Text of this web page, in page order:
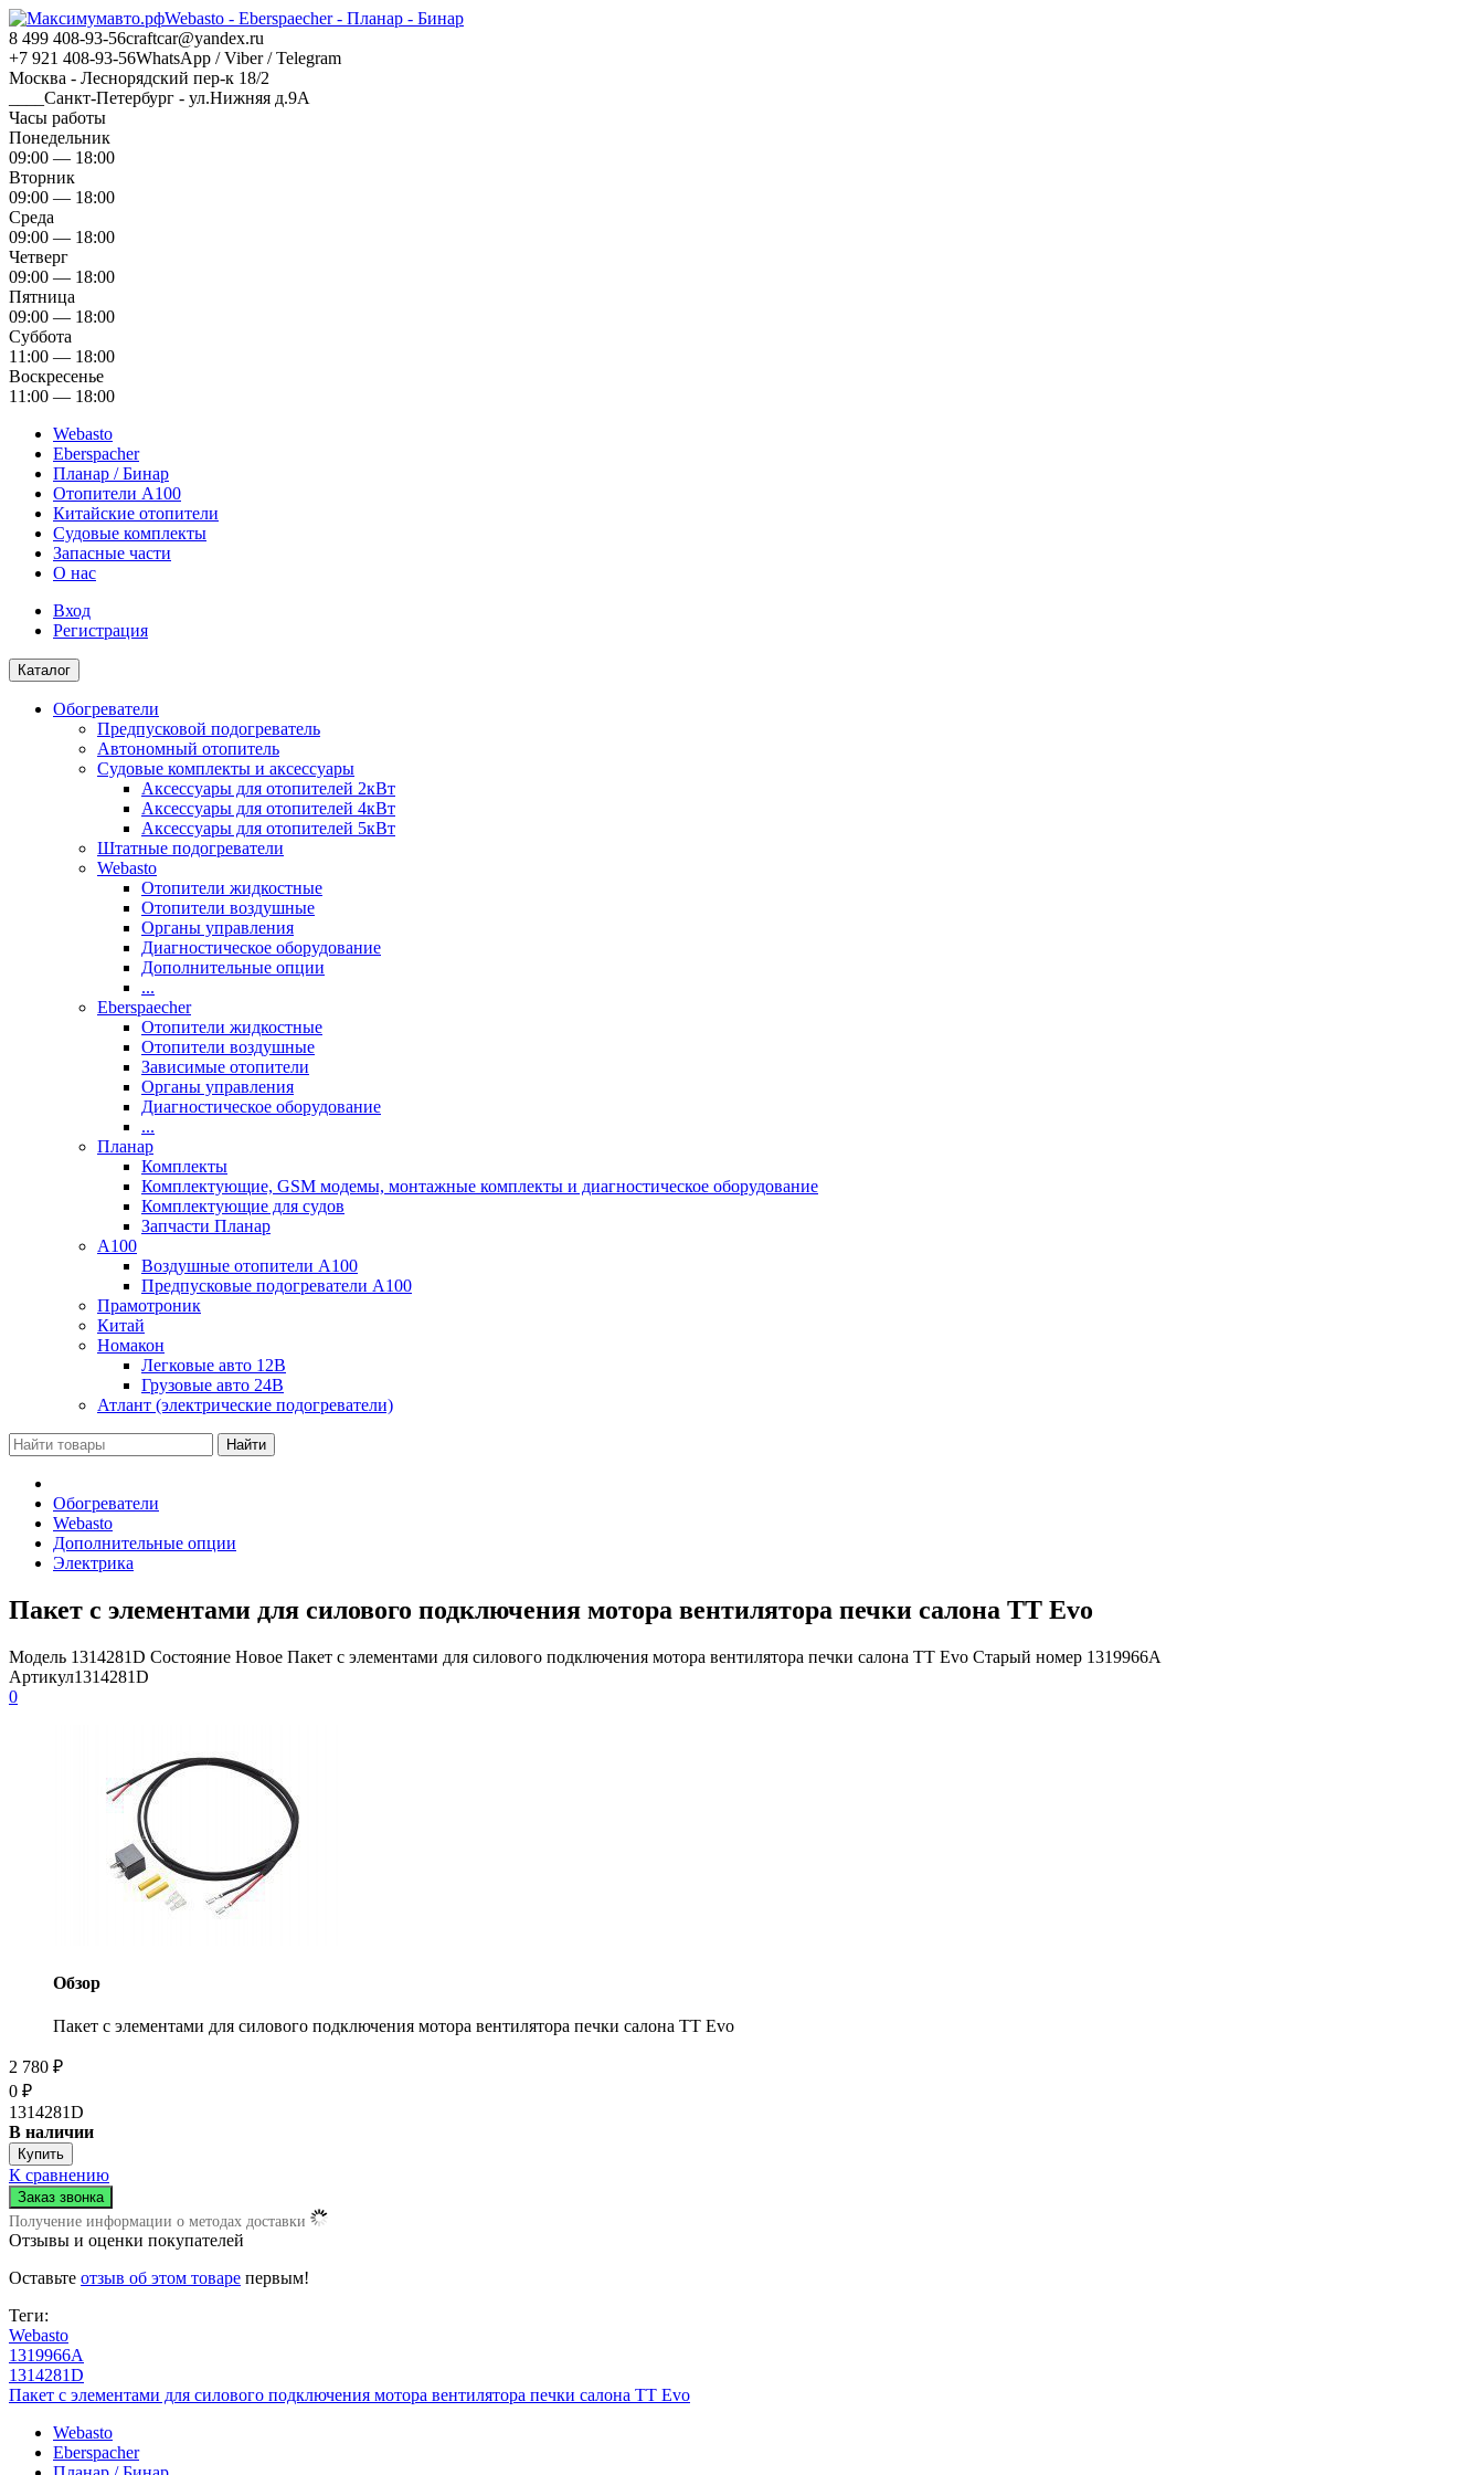
Webasto - Eberspaecher - Планар - Бинар
8 499 408-93-56craftcar@yandex.ru
+7 921 408-93-56WhatsApp / Viber / Telegram
Москва - Леснорядский пер-к 18/2
____Санкт-Петербург - ул.Нижняя д.9А
Часы работы
Понедельник
09:00 — 18:00
Вторник
09:00 — 18:00
Среда
09:00 — 18:00
Четверг
09:00 — 18:00
Пятница
09:00 — 18:00
Суббота
11:00 — 18:00
Воскресенье
11:00 — 18:00
Webasto
Eberspacher
Планар / Бинар
Отопители А100
Китайские отопители
Судовые комплекты
Запасные части
О нас
Вход
Регистрация
Каталог
Обогреватели
Предпусковой подогреватель
Автономный отопитель
Судовые комплекты и аксессуары
Аксессуары для отопителей 2кВт
Аксессуары для отопителей 4кВт
Аксессуары для отопителей 5кВт
Штатные подогреватели
Webasto
Отопители жидкостные
Отопители воздушные
Органы управления
Диагностическое оборудование
Дополнительные опции
...
Eberspaecher
Отопители жидкостные
Отопители воздушные
Зависимые отопители
Органы управления
Диагностическое оборудование
...
Планар
Комплекты
Комплектующие, GSM модемы, монтажные комплекты и диагностическое оборудование
Комплектующие для судов
Запчасти Планар
A100
Воздушные отопители А100
Предпусковые подогреватели А100
Прамотроник
Китай
Номакон
Легковые авто 12В
Грузовые авто 24В
Атлант (электрические подогреватели)
Обогреватели
Webasto
Дополнительные опции
Электрика
Пакет с элементами для силового подключения мотора вентилятора печки салона TT Evo
Модель 1314281D Состояние Новое Пакет с элементами для силового подключения мотора вентилятора печки салона TT Evo Старый номер 1319966A
Артикул1314281D
0
Обзор
Пакет с элементами для силового подключения мотора вентилятора печки салона TT Evo
2 780 ₽
0 ₽
1314281D
В наличии
К сравнению
Получение информации о методах доставки
Отзывы и оценки покупателей
Оставьте отзыв об этом товаре первым!
Теги:
Webasto
1319966A
1314281D
Пакет с элементами для силового подключения мотора вентилятора печки салона TT Evo
Webasto
Eberspacher